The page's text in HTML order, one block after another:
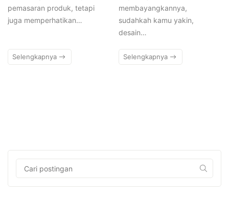
pemasaran produk, tetapi
juga memperhatikan…
Selengkapnya
membayangkannya,
sudahkah kamu yakin,
desain…
Selengkapnya